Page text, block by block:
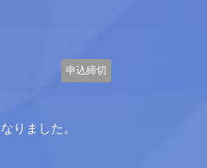
申込締切
ました。